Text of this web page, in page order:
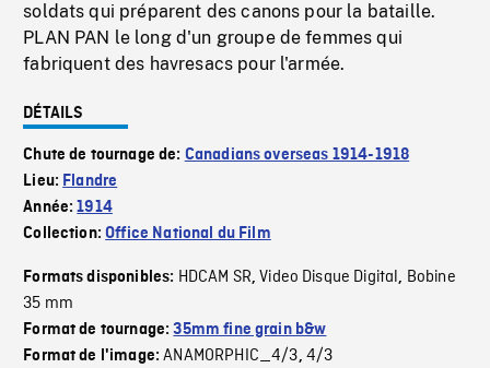
soldats qui préparent des canons pour la bataille.
PLAN PAN le long d'un groupe de femmes qui
fabriquent des havresacs pour l'armée.
DÉTAILS
Chute de tournage de: Canadians overseas 1914-1918
Lieu: Flandre
Année:1914
Collection:Office National du Film
Formats disponibles: HDCAM SR,Video Disque Digital, Bobine
35 mm
Format de tournage:35mm fine grain b&w
Format de l'image:ANAMORPHIC_4/3, 4/3